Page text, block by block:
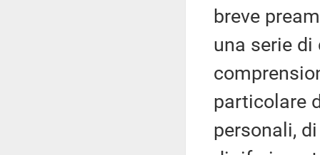
breve
una serie
particolare
personali,